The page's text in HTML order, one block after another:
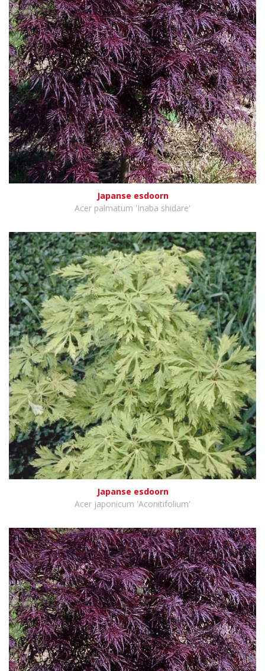
Japanse esdoorn
Acer palmatum 'Inaba shidare'
Japanse esdoorn
Acer japonicum 'Aconitifolium'